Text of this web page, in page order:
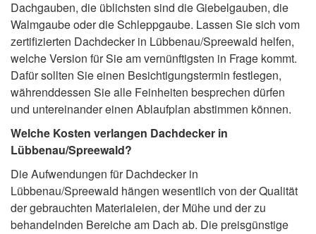
Dachgauben, die üblichsten sind die Giebelgauben, die
Walmgaube oder die Schleppgaube. Lassen Sie sich vom
zertifizierten Dachdecker in Lübbenau/Spreewald helfen,
welche Version für Sie am vernünftigsten in Frage kommt.
Dafür sollten Sie einen Besichtigungstermin festlegen,
währenddessen Sie alle Feinheiten besprechen dürfen
und untereinander einen Ablaufplan abstimmen können.
Welche Kosten verlangen Dachdecker in
Lübbenau/Spreewald?
Die Aufwendungen für Dachdecker in
Lübbenau/Spreewald hängen wesentlich von der Qualität
der gebrauchten Materialeien, der Mühe und der zu
behandelnden Bereiche am Dach ab. Die preisgünstige